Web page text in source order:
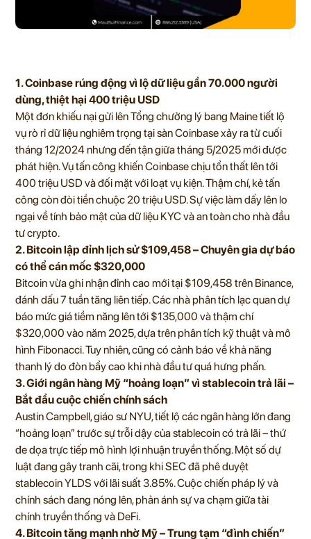
1. Coinbase rúng động vì lộ dữ liệu gần 70.000 người
dùng, thiệt hại 400 triệu USD
Một đơn khiếu nại gửi lên Tổng chưởng lý bang Maine tiết lộ
vụ rò rỉ dữ liệu nghiêm trọng tại sàn Coinbase xảy ra từ cuối
tháng 12/2024 nhưng đến tận giữa tháng 5/2025 mới được
phát hiện. Vụ tấn công khiến Coinbase chịu tổn thất lên tới
400 triệu USD và đối mặt với loạt vụ kiện. Thậm chí, kẻ tấn
công còn đòi tiền chuộc 20 triệu USD. Sự việc làm dấy lên lo
ngại về tính bảo mật của dữ liệu KYC và an toàn cho nhà đầu
tư crypto.
2. Bitcoin lập đỉnh lịch sử $109,458 – Chuyên gia dự báo
có thể cán mốc $320,000
Bitcoin vừa ghi nhận đỉnh cao mới tại $109,458 trên Binance,
đánh dấu 7 tuần tăng liên tiếp. Các nhà phân tích lạc quan dự
báo mức giá tiềm năng lên tới $135,000 và thậm chí
$320,000 vào năm 2025, dựa trên phân tích kỹ thuật và mô
hình Fibonacci. Tuy nhiên, cũng có cảnh báo về khả năng
thanh lý do đòn bẩy cao khi nhà đầu tư quá hưng phấn.
3. Giới ngân hàng Mỹ “hoảng loạn” vì stablecoin trả lãi –
Bắt đầu cuộc chiến chính sách
Austin Campbell, giáo sư NYU, tiết lộ các ngân hàng lớn đang
“hoảng loạn” trước sự trỗi dậy của stablecoin có trả lãi – thứ
đe dọa trực tiếp mô hình lợi nhuận truyền thống. Một số dự
luật đang gây tranh cãi, trong khi SEC đã phê duyệt
stablecoin YLDS với lãi suất 3.85%. Cuộc chiến pháp lý và
chính sách đang nóng lên, phản ánh sự va chạm giữa tài
chính truyền thống và DeFi.
4. Bitcoin tăng mạnh nhờ Mỹ – Trung tạm “đình chiến”